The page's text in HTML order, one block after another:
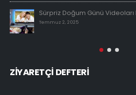
Sürpriz Doğum Günü Videoları
Temmuz 2, 2025
ZİYARETÇİ DEFTERİ